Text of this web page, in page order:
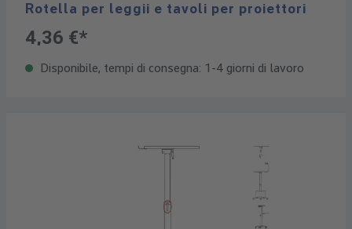
Rotella per leggii e tavoli per proiettori
4,36 €*
Disponibile, tempi di consegna: 1-4 giorni di lavoro